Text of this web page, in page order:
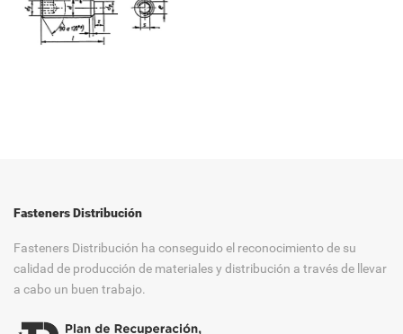
Fasteners Distribución
Fasteners Distribución ha conseguido el reconocimiento de su
calidad de producción de materiales y distribución a través de llevar
a cabo un buen trabajo.